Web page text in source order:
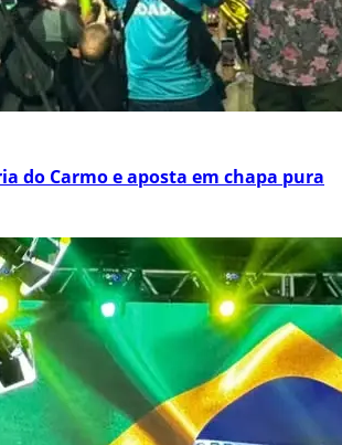
do Carmo e aposta em chapa pura